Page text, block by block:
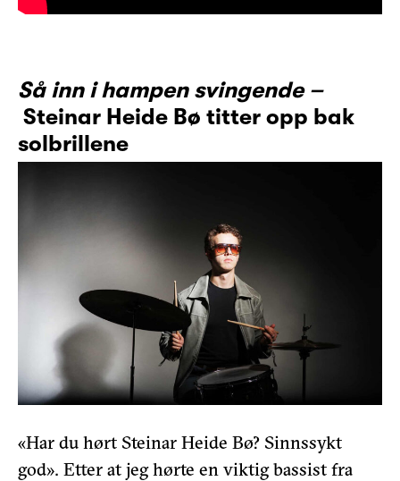
Så inn i hampen svingende –
Steinar Heide Bø titter opp bak
solbrillene
«Har du hørt Steinar Heide Bø? Sinnssykt
god». Etter at jeg hørte en viktig bassist fra